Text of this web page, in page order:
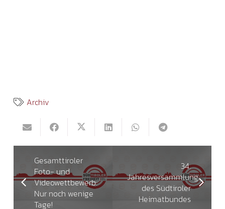
Archiv
Gesamttiroler
Foto- und
Videowettbewerb:
Nur noch wenige
Tage!
34.
Jahresversammlung
des Südtiroler
Heimatbundes